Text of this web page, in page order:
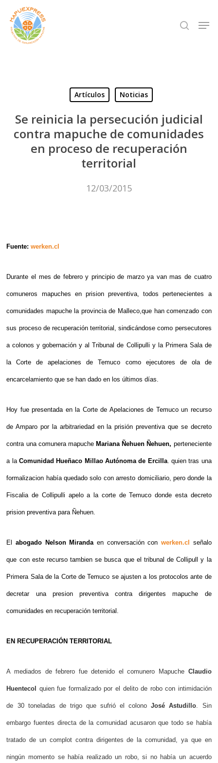
Skip
main
search
Artículos Noticias
Se reinicia la persecución judicial
contra mapuche de comunidades
en proceso de recuperación
territorial
12/03/2015
Fuente:werken.cl
Durante el mes de febrero y principio de marzo ya van mas de cuatro
comuneros mapuches en prision preventiva, todos pertenecientes a
comunidades mapuche la provincia de Malleco,que han comenzado con
sus proceso de recuperación territorial, sindicándose como persecutores
a colonos y gobernación y al Tribunal de Collipulli y la Primera Sala de
la Corte de apelaciones de Temuco como ejecutores de ola de
encarcelamiento que se han dado en los últimos días.
Hoy fue presentada en la Corte de Apelaciones de Temuco un recurso
de Amparo por la arbitrariedad en la prisión preventiva que se decreto
contra una comunera mapuche Mariana Ñehuen Ñehuen, perteneciente
a laComunidad Hueñaco Millao Autónoma de Ercilla. quien tras una
formalizacion había quedado solo con arresto domiciliario, pero donde la
Fiscalia de Collipulli apelo a la corte de Temuco donde esta decreto
prision preventiva para Ñehuen.
Elabogado Nelson Mirandaen conversación con werken.cl señalo
que con este recurso tambien se busca que el tribunal de Collipull y la
Primera Sala de la Corte de Temuco se ajusten a los protocolos ante de
decretar una presion preventiva contra dirigentes mapuche de
comunidades en recuperación territorial.
EN RECUPERACIÓN TERRITORIAL
A mediados de febrero fue detenido el comunero Mapuche Claudio
Huentecol quien fue formalizado por el delito de robo con intimidación
de 30 toneladas de trigo que sufrió el colonoJosé Astudillo. Sin
embargo fuentes directa de la comunidad acusaron que todo se había
tratado de un complot contra dirigentes de la comunidad, ya que en
ningún momento se había realizado un robo, si no había un acuerdo
Close